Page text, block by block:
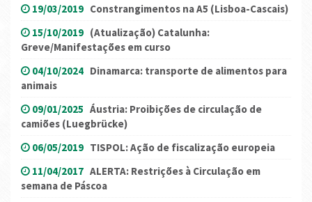
19/03/2019 Constrangimentos na A5 (Lisboa-Cascais)
15/10/2019 (Atualização) Catalunha:
Greve/Manifestações em curso
04/10/2024 Dinamarca: transporte de alimentos para
animais
09/01/2025 Áustria: Proibições de circulação de
camiões (Luegbrücke)
06/05/2019 TISPOL: Ação de fiscalização europeia
11/04/2017 ALERTA: Restrições à Circulação em
semana de Páscoa